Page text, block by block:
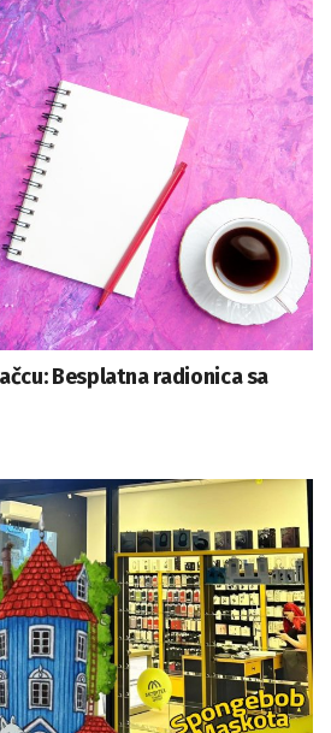
Besplatna radionica sa